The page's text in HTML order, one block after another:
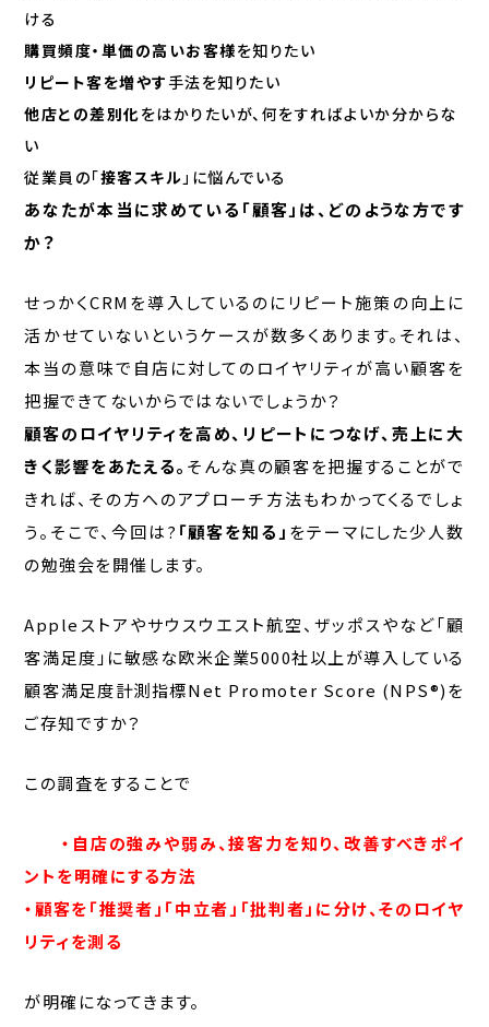
ける
購買頻度・単価の高いお客様を知りたい
リピート客を増やす 手法を知りたい
他店との差別化をはかりたいが、何をすればよいか分からな
い
従業員の「接客スキル」に悩んでいる
あなたが本当に求めている「顧客」は、どのような方です
か？
せっかくCRMを導入しているのにリピート施策の向上に
活かせていないというケースが数多くあります。それは、
本当の意味で自店に対してのロイヤリティが高い顧客を
把握できてないからではないでしょうか？
顧客のロイヤリティを高め、リピートにつなげ、売上に大
きく影響をあたえる。 そんな真の顧客を把握することがで
きれば、その方へのアプローチ方法もわかってくるでしょ
う。そこで、今回は? 「顧客を知る」 をテーマにした少人数
の勉強会を開催します。
Appleストアやサウスウエスト航空、ザッポスやなど「顧
客満足度」に敏感な欧米企業5000社以上が導入している
顧客満足度計測指標Net Promoter Score (NPS®)を
ご存知ですか？
この調査をすることで
・自店の強みや弱み、接客力を知り、改善すべきポイ
ントを明確にする方法
・顧客を「推奨者」「中立者」「批判者」に分け、そのロイヤ
リティを測る
が明確になってきます。